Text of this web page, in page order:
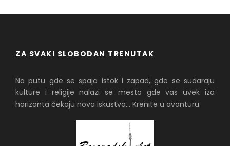
ZA SVAKI SLOBODAN TRENUTAK
Na putu gde se spaja istok i zapad, gde se sudaraju
kulture i religije nalazi se mesto gde vas uvek iza
horizonta čekaju nova iskustva... Krenite u avanturu.